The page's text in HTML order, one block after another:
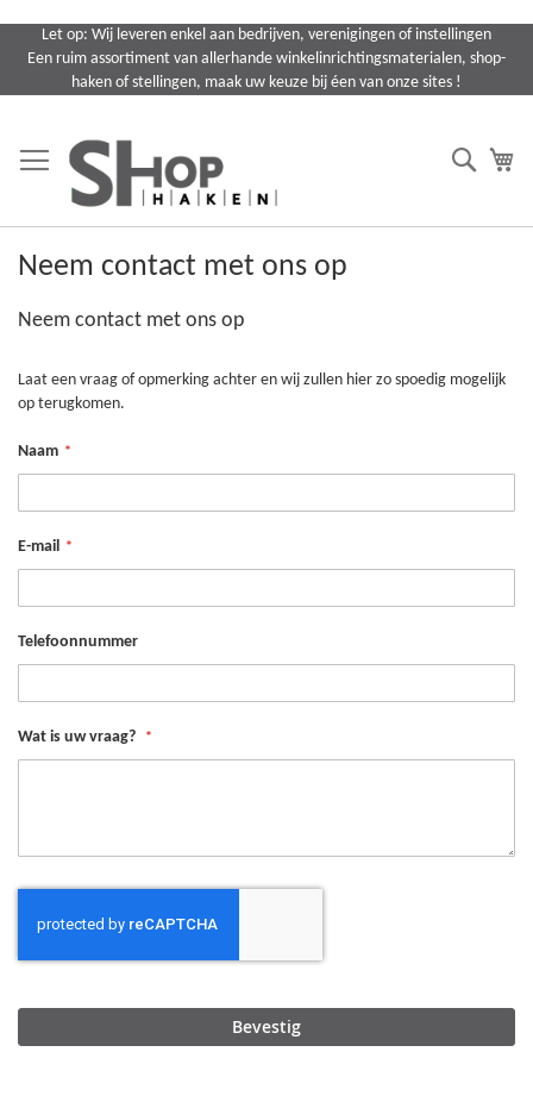
naar
Let op: Wij leveren enkel aan bedrijven, verenigingen of instellingen
Een ruim assortiment van allerhande winkelinrichtingsmaterialen, shop-
haken of stellingen, maak uw keuze bij éen van onze sites !
Search
Neem contact met ons op
Neem contact met ons op
Laat een vraag of opmerking achter en wij zullen hier zo spoedig mogelijk
op terugkomen.
Naam
E-mail
Telefoonnummer
Wat is uw vraag?
Bevestig